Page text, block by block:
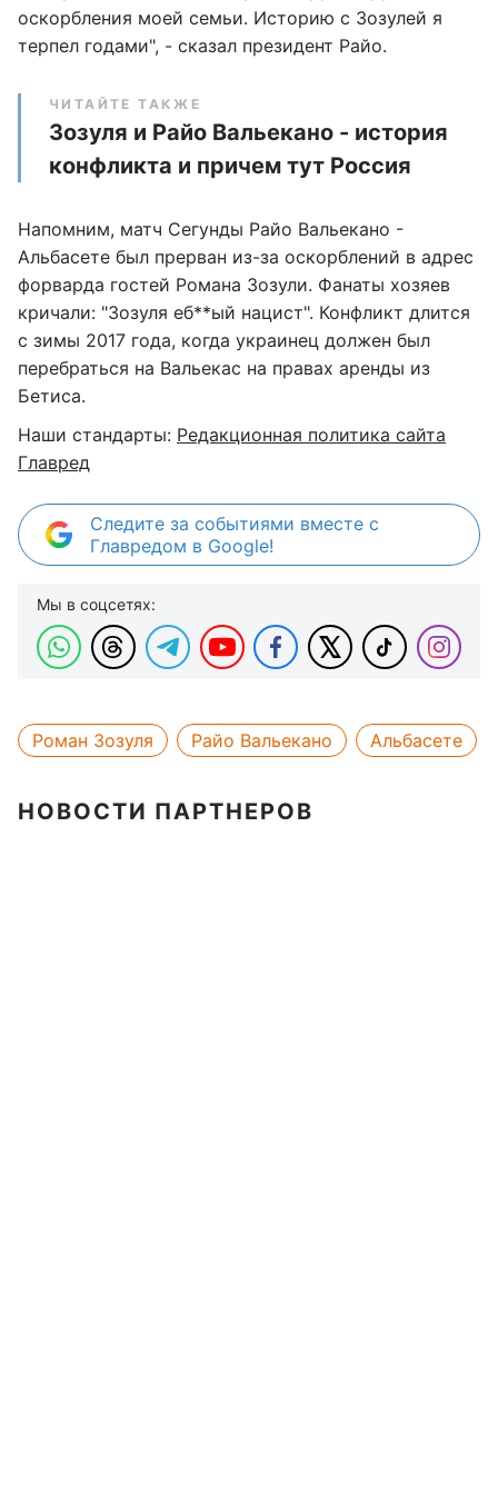
оскорбления моей семьи. Историю с Зозулей я
терпел годами", - сказал президент Райо.
ЧИТАЙТЕ ТАКЖЕ
Зозуля и Райо Вальекано - история
конфликта и причем тут Россия
Напомним, матч Сегунды Райо Вальекано -
Альбасете был прерван из-за оскорблений в адрес
форварда гостей Романа Зозули. Фанаты хозяев
кричали: "Зозуля еб**ый нацист". Конфликт длится
с зимы 2017 года, когда украинец должен был
перебраться на Вальекас на правах аренды из
Бетиса.
Наши стандарты: Редакционная политика сайта
Главред
Следите за событиями вместе с
Главредом в Google!
Мы в соцсетях:
Роман Зозуля Райо Вальекано Альбасете
НОВОСТИ ПАРТНЕРОВ